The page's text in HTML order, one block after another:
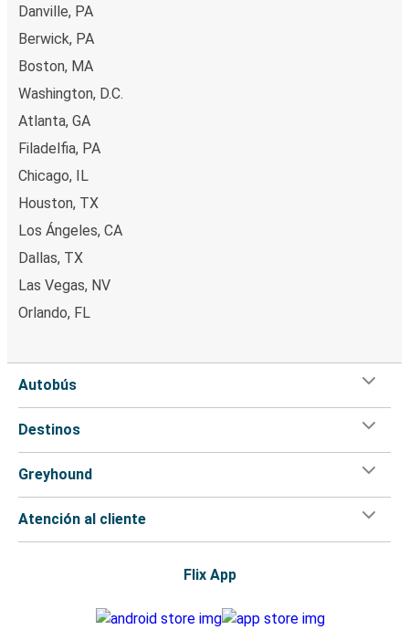
Danville, PA
Berwick, PA
Boston, MA
Washington, D.C.
Atlanta, GA
Filadelfia, PA
Chicago, IL
Houston, TX
Los Ángeles, CA
Dallas, TX
Las Vegas, NV
Orlando, FL
Autobús
Destinos
Greyhound
Atención al cliente
Flix App